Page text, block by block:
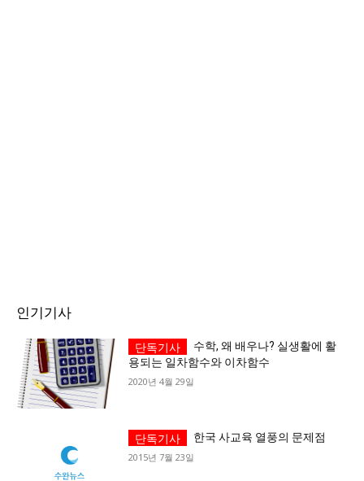
인기기사
수학, 왜 배우나? 실생활에 활
용되는 일차함수와 이차함수
2020년 4월 29일
한국 사교육 열풍의 문제점
2015년 7월 23일